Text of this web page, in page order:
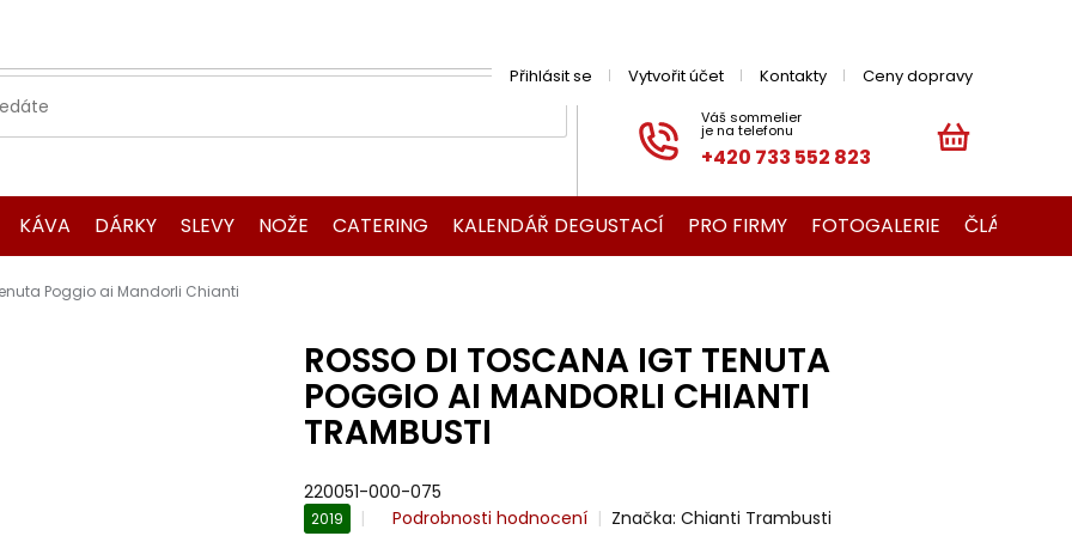
+420 733 552 823
Přihlásit se Vytvořit účet Kontakty Ceny dopravy
KOŠÍK
KÁVA DÁRKY SLEVY NOŽE CATERING KALENDÁŘ DEGUSTACÍ PRO FIRMY FOTOGALERIE ČLÁNKY O
Poggio ai Mandorli Chianti
ROSSO DI TOSCANA IGT TENUTA
POGGIO AI MANDORLI CHIANTI
TRAMBUSTI
220051-000-075
2019
Průměrné
Podrobnosti hodnocení Značka: Chianti Trambusti